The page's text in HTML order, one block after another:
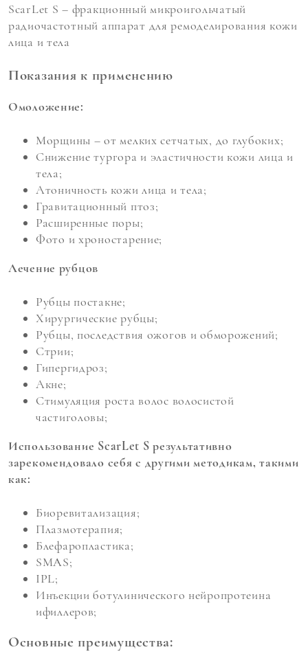
ScarLet S – фракционный микроигольчатый
радиочастотный аппарат для ремоделирования кожи
лица и тела
Показания к применению
Омоложение:
Морщины – от мелких сетчатых, до глубоких;
Снижение тургора и эластичности кожи лица и
тела;
Атоничность кожи лица и тела;
Гравитационный птоз;
Расширенные поры;
Фото и хроностарение;
Лечение рубцов
Рубцы постакне;
Хирургические рубцы;
Рубцы, последствия ожогов и обморожений;
Стрии;
Гипергидроз;
Акне;
Стимуляция роста волос волосистой
частиголовы;
Использование ScarLet S результативно
зарекомендовало себя с другими методикам, такими
как:
Биоревитализация;
Плазмотерапия;
Блефаропластика;
SMAS;
IPL;
Инъекции ботулинического нейропротеина
ифиллеров;
Основные преимущества: